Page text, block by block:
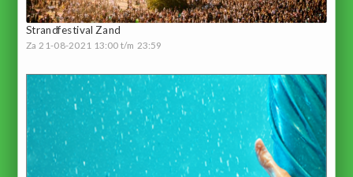
Strandfestival Zand
Za 21-08-2021 13:00 t/m 23:59